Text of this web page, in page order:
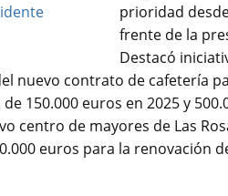
prioridad
frente de la
Destacó
nuevo contrato de cafetería
150.000 euros en 2025 y
centro de mayores de Las
euros para la renovación